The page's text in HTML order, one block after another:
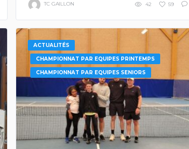
TC GAILLON 42 59
ACTUALITÉS
CHAMPIONNAT PAR EQUIPES PRINTEMPS
CHAMPIONNAT PAR EQUIPES SENIORS